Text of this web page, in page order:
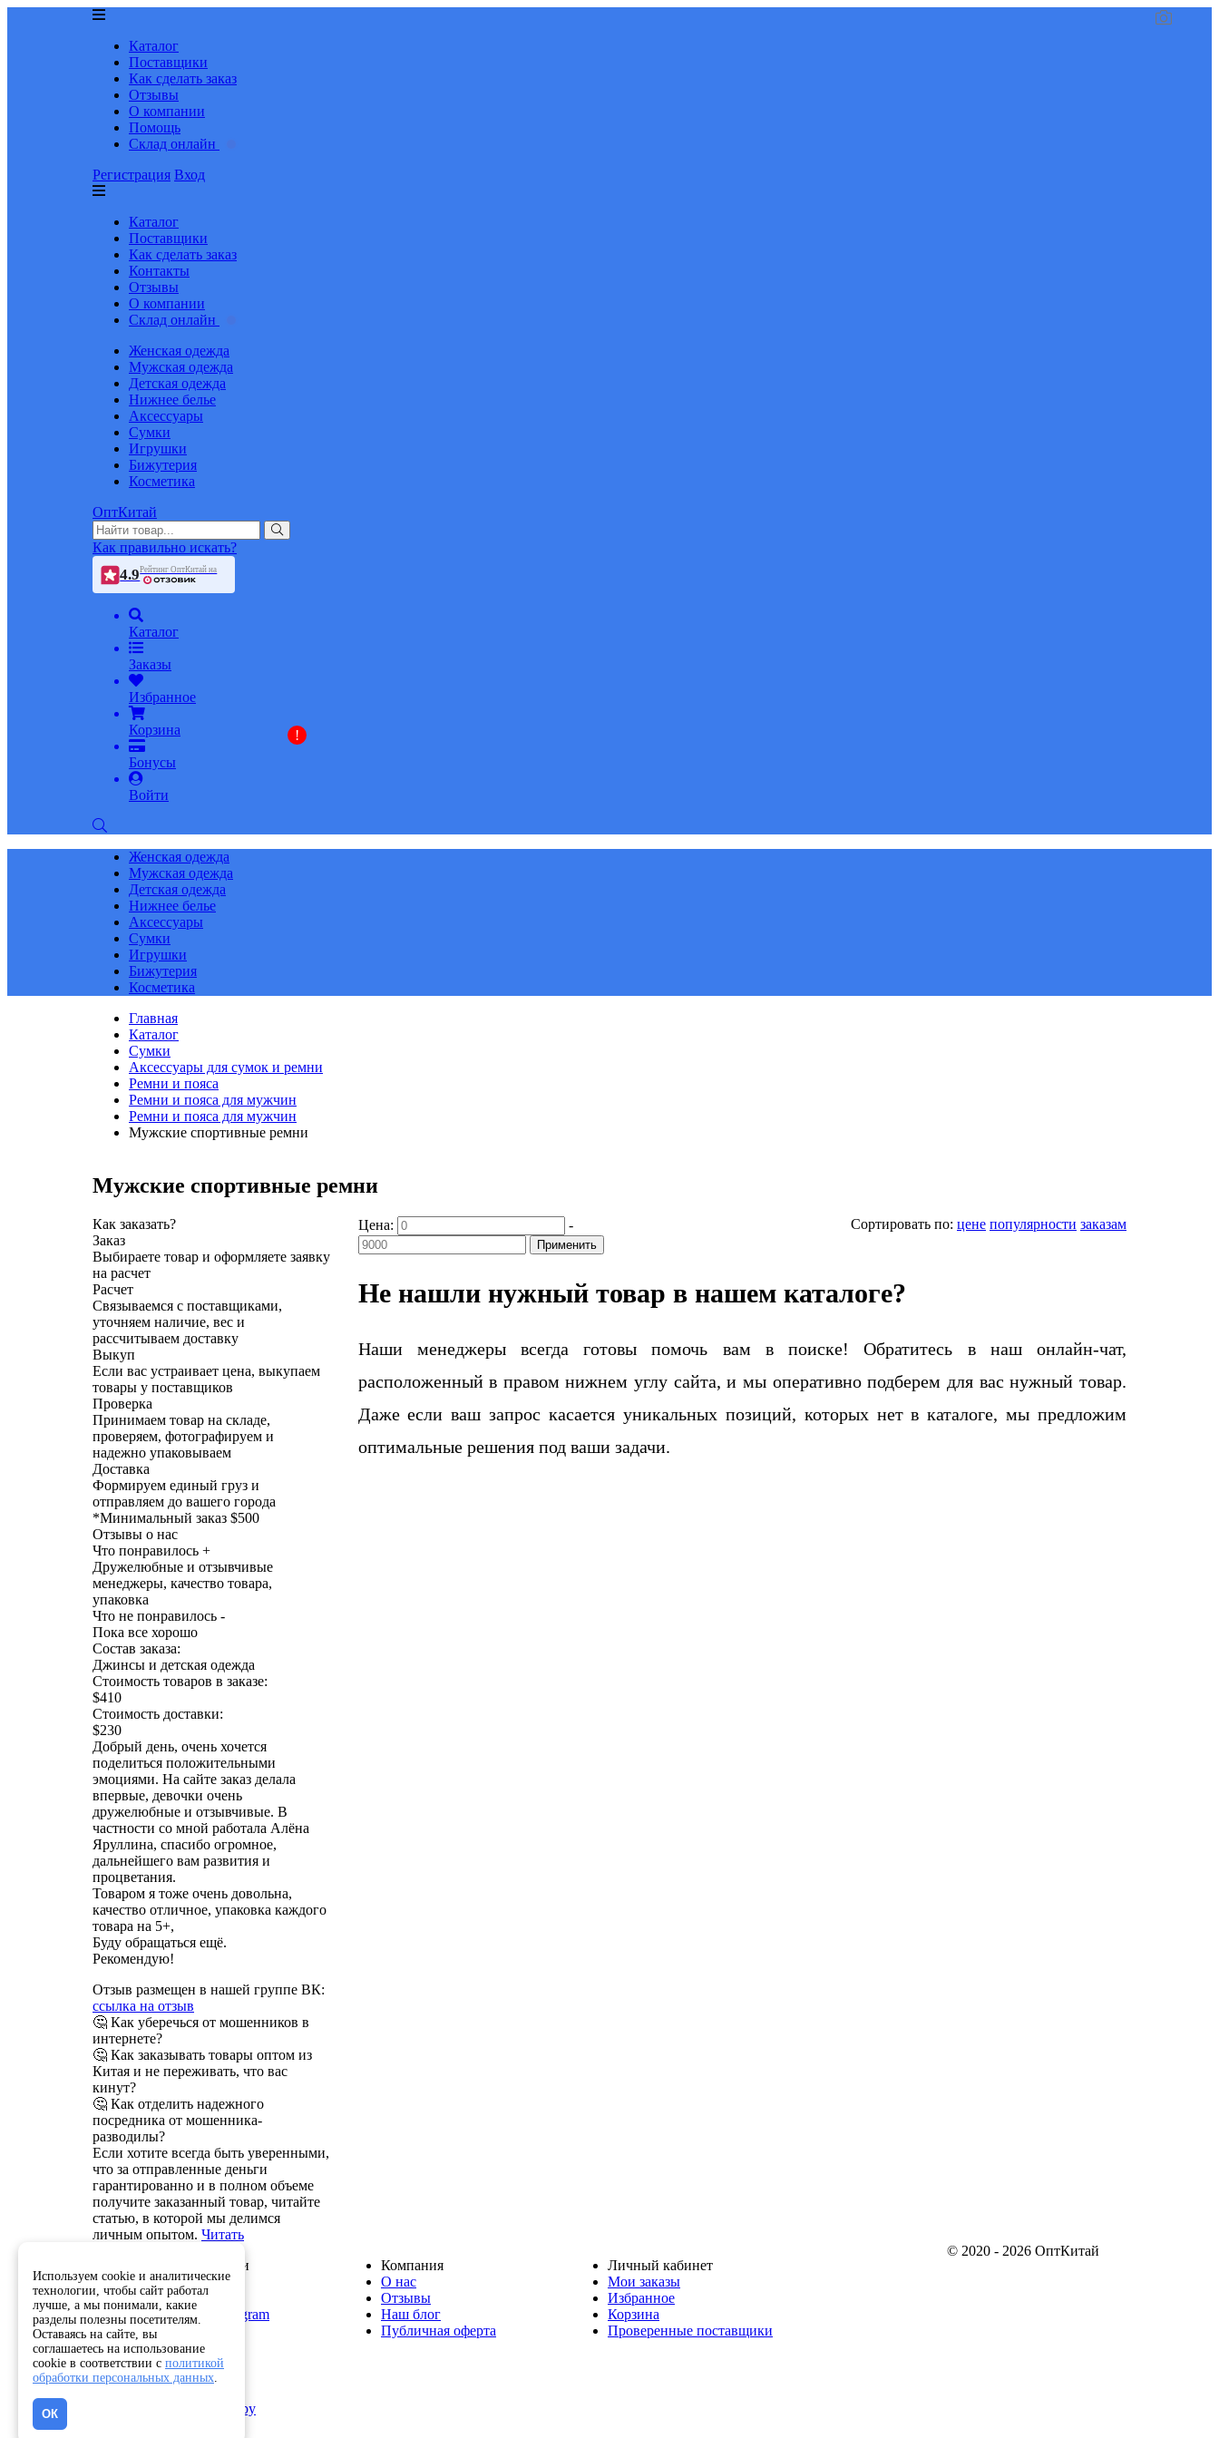
Каталог
Поставщики
Как сделать заказ
Отзывы
О компании
Помощь
Склад онлайн
Регистрация Вход
Каталог
Поставщики
Как сделать заказ
Контакты
Отзывы
О компании
Склад онлайн
Женская одежда
Мужская одежда
Детская одежда
Нижнее белье
Аксессуары
Сумки
Игрушки
Бижутерия
Косметика
ОптКитай
Как правильно искать?
4.9Рейтинг ОптКитай на
Каталог
Заказы
Избранное
Корзина
Бонусы
!
Войти
Женская одежда
Мужская одежда
Детская одежда
Нижнее белье
Аксессуары
Сумки
Игрушки
Бижутерия
Косметика
Главная
Каталог
Сумки
Аксессуары для сумок и ремни
Ремни и пояса
Ремни и пояса для мужчин
Ремни и пояса для мужчин
Мужские спортивные ремни
Мужские спортивные ремни
Как заказать?
Заказ
Выбираете товар и оформляете заявку
на расчет
Расчет
Связываемся с поставщиками,
уточняем наличие, вес и
рассчитываем доставку
Выкуп
Если вас устраивает цена, выкупаем
товары у поставщиков
Проверка
Принимаем товар на складе,
проверяем, фотографируем и
надежно упаковываем
Доставка
Формируем единый груз и
отправляем до вашего города
*Минимальный заказ $500
Отзывы о нас
Что понравилось +
Дружелюбные и отзывчивые
менеджеры, качество товара,
упаковка
Что не понравилось -
Пока все хорошо
Состав заказа:
Джинсы и детская одежда
Стоимость товаров в заказе:
$410
Стоимость доставки:
$230
Добрый день, очень хочется
поделиться положительными
эмоциями. На сайте заказ делала
впервые, девочки очень
дружелюбные и отзывчивые. В
частности со мной работала Алёна
Яруллина, спасибо огромное,
дальнейшего вам развития и
процветания.
Товаром я тоже очень довольна,
качество отличное, упаковка каждого
товара на 5+,
Буду обращаться ещё.
Рекомендую!
Отзыв размещен в нашей группе ВК:
ссылка на отзыв
🤔 Как уберечься от мошенников в
интернете?
🤔 Как заказывать товары оптом из
Китая и не переживать, что вас
кинут?
🤔 Как отделить надежного
посредника от мошенника-
разводилы?
Если хотите всегда быть уверенными,
что за отправленные деньги
гарантированно и в полном объеме
получите заказанный товар, читайте
статью, в которой мы делимся
личным опытом. Читать
Сортировать по: цене популярности заказам
Цена: -
Применить
Не нашли нужный товар в нашем каталоге?
Наши менеджеры всегда готовы помочь вам в поиске! Обратитесь в наш онлайн-чат,
расположенный в правом нижнем углу сайта, и мы оперативно подберем для вас нужный товар.
Даже если ваш запрос касается уникальных позиций, которых нет в каталоге, мы предложим
оптимальные решения под ваши задачи.
Служба поддержки
8 800 222-82-50
info@optkitai.com
Наш бот в Telegram
Компания
О нас
Отзывы
Наш блог
Публичная оферта
Личный кабинет
Мои заказы
Избранное
Корзина
Проверенные поставщики
Помощь
Написать директору
© 2020 - 2026 ОптКитай
Используем cookie и аналитические
технологии, чтобы сайт работал
лучше, а мы понимали, какие
разделы полезны посетителям.
Оставаясь на сайте, вы
соглашаетесь на использование
cookie в соответствии с политикой
обработки персональных данных.
ОК